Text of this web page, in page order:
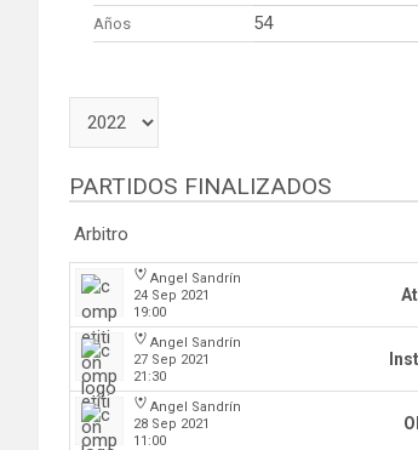
Años 54
PARTIDOS FINALIZADOS
Arbitro
Angel Sandrín
24 Sep 2021
19:00
Angel Sandrín
27 Sep 2021
21:30
Angel Sandrín
28 Sep 2021
11:00